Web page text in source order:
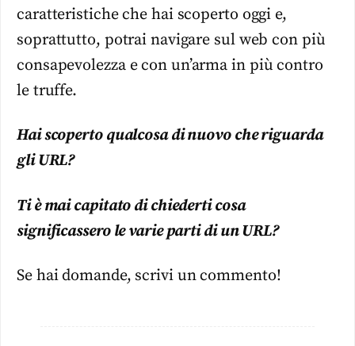
caratteristiche che hai scoperto oggi e,
soprattutto, potrai navigare sul web con più
consapevolezza e con un’arma in più contro
le truffe.
Hai scoperto qualcosa di nuovo che riguarda
gli URL?
Ti è mai capitato di chiederti cosa
significassero le varie parti di un URL?
Se hai domande, scrivi un commento!